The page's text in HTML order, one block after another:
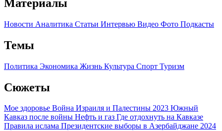
Материалы
Новости Аналитика Статьи Интервью Видео Фото Подкасты
Темы
Политика Экономика Жизнь Культура Спорт Туризм
Сюжеты
Мое здоровье Война Израиля и Палестины 2023 Южный
Кавказ после войны Нефть и газ Где отдохнуть на Кавказе
Правила ислама Президентские выборы в Азербайджане 2024